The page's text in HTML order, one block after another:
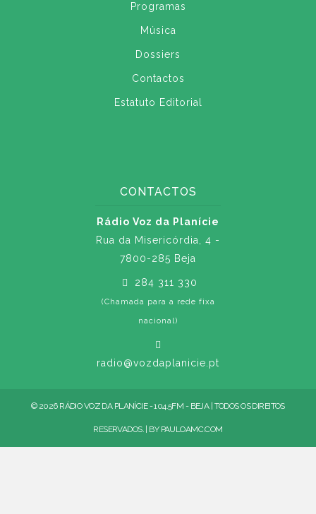
Programas
Música
Dossiers
Contactos
Estatuto Editorial
CONTACTOS
Rádio Voz da Planície
Rua da Misericórdia, 4 -
7800-285 Beja
284 311 330
(Chamada para a rede fixa
nacional)
radio@vozdaplanicie.pt
© 2026 RÁDIO VOZ DA PLANÍCIE - 104.5FM - BEJA | TODOS OS DIREITOS
RESERVADOS. | BY PAULOAMC.COM